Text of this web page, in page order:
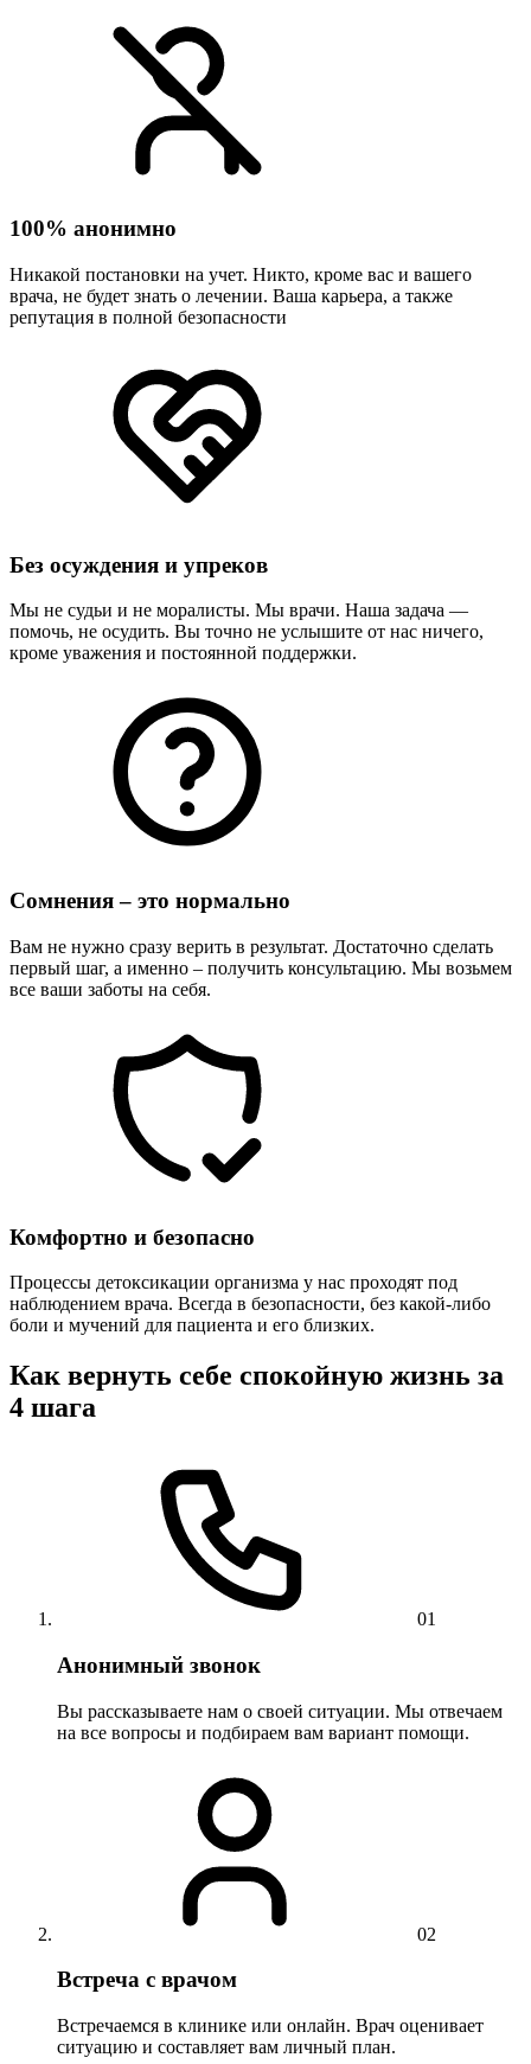
100% анонимно
Никакой постановки на учет. Никто, кроме вас и вашего
врача, не будет знать о лечении. Ваша карьера, а также
репутация в полной безопасности
Без осуждения и упреков
Мы не судьи и не моралисты. Мы врачи. Наша задача —
помочь, не осудить. Вы точно не услышите от нас ничего,
кроме уважения и постоянной поддержки.
Сомнения – это нормально
Вам не нужно сразу верить в результат. Достаточно сделать
первый шаг, а именно – получить консультацию. Мы возьмем
все ваши заботы на себя.
Комфортно и безопасно
Процессы детоксикации организма у нас проходят под
наблюдением врача. Всегда в безопасности, без какой-либо
боли и мучений для пациента и его близких.
Как вернуть себе спокойную жизнь за
4 шага
01
Анонимный звонок
Вы рассказываете нам о своей ситуации. Мы отвечаем
на все вопросы и подбираем вам вариант помощи.
02
Встреча с врачом
Встречаемся в клинике или онлайн. Врач оценивает
ситуацию и составляет вам личный план.